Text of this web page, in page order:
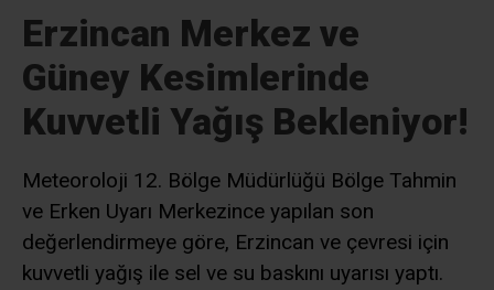
Erzincan Merkez ve
Güney Kesimlerinde
Kuvvetli Yağış Bekleniyor!
Meteoroloji 12. Bölge Müdürlüğü Bölge Tahmin
ve Erken Uyarı Merkezince yapılan son
değerlendirmeye göre, Erzincan ve çevresi için
kuvvetli yağış ile sel ve su baskını uyarısı yaptı.